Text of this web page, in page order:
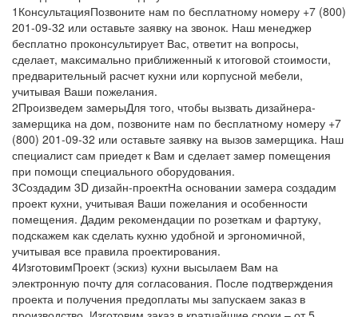
1 КонсультацияПозвоните нам по бесплатному номеру +7 (800)
201-09-32 или оставьте заявку на звонок. Наш менеджер
бесплатно проконсультирует Вас, ответит на вопросы,
сделает, максимально приближенный к итоговой стоимости,
предварительный расчет кухни или корпусной мебели,
учитывая Ваши пожелания.
2Произведем замерыДля того, чтобы вызвать дизайнера-
замерщика на дом, позвоните нам по бесплатному номеру +7
(800) 201-09-32 или оставьте заявку на вызов замерщика. Наш
специалист сам приедет к Вам и сделает замер помещения
при помощи специального оборудования.
3Создадим 3D дизайн-проектНа основании замера создадим
проект кухни, учитывая Ваши пожелания и особенности
помещения. Дадим рекомендации по розеткам и фартуку,
подскажем как сделать кухню удобной и эргономичной,
учитывая все правила проектирования.
4ИзготовимПроект (эскиз) кухни высылаем Вам на
электронную почту для согласования. После подтверждения
проекта и получения предоплаты мы запускаем заказ в